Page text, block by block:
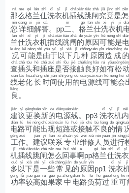
那
nà
么
me
格
gé
兰
lán
仕
shì
洗
xǐ
衣
yī
机
jī
插
chā
线
xiàn
跳
tiào
闸
zhá
究
jiū
竟
jìng
是
shì
怎
zěn
您
nín
详
xiáng
细
xì
解
jiě
答
dá
。pp二
èr
、格
gé
兰
lán
仕
shì
洗
xǐ
衣
yī
机
jī
兰
lán
仕
shì
洗
xǐ
衣
yī
机
jī
插
chā
线
xiàn
跳
tiào
闸
zhá
的
de
原
yuán
因
yīn
可
kě
能
néng
是
shì
电
diàn
况
kuàng
可
kě
能
néng
是
shì
由
yóu
于
yú
以
yǐ
下
xià
几
jǐ
种
zhǒng
原
yuán
因
yīn
造
zào
成
chéng
的
de
查
chá
插
chā
头
tóu
和
hé
插
chā
座
zuò
是
shì
否
fǒu
接
jiē
触
chù
良
liáng
好
hǎo
如
rú
有
yǒu
松
sōng
动
线
xiàn
老
lǎo
化
huà
长
zhǎng
时
shí
间
jiān
使
shǐ
用
yòng
的
de
电
diàn
源
yuán
线
xiàn
可
kě
能
néng
会
huì
良
liáng
。
建
jiàn
议
yì
更
gèng
换
huàn
新
xīn
的
de
电
diàn
源
yuán
线
xiàn
。pp3洗
xǐ
衣
yī
机
jī
内
nèi
电
diàn
路
lù
可
kě
能
néng
出
chū
现
xiàn
短
duǎn
路
lù
或
huò
接
jiē
触
chù
不
bù
良
liáng
的
de
情
qíng
工
gōng
作
zuò
。建
jiàn
议
yì
联
lián
系
xì
专
zhuān
业
yè
维
wéi
修
xiū
人
rén
员
yuán
进
jìn
行
xíng
机
jī
插
chā
线
xiàn
跳
tiào
闸
zhá
怎
zěn
么
me
回
huí
事
shì
啊
a
pp格
gé
兰
lán
仕
shì
洗
xǐ
衣
yī
多
duō
以
yǐ
下
xià
是
shì
一
yī
些
xiē
常
cháng
见
jiàn
的
de
原
yuán
因
yīn
pp1洗
xǐ
衣
yī jī
功
gōng
率
lǜ
较
jiào
高
gāo
如
rú
果
guǒ
家
jiā
中
zhōng
电
diàn
路
lù
负
fù
荷
hé
过
guò
重
zhòng
可
kě